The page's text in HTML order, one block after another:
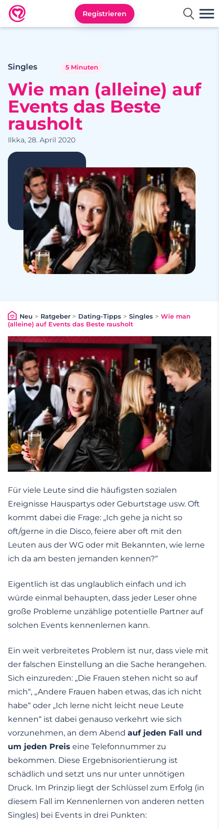
Neu.de
Registrieren
Singles 5 Minuten
Wie man (alleine) auf
Events das Beste
rausholt
Ilkka, 28. April 2020
Neu > Ratgeber > Dating-Tipps > Singles > Wie man
(alleine) auf Events das Beste rausholt
Für viele Leute sind die häufigsten sozialen
Ereignisse Hauspartys oder Geburtstage usw. Oft
kommt dabei die Frage: „Ich gehe ja nicht so
oft/gerne in die Disco, feiere aber oft mit den
Leuten aus der WG oder mit Bekannten, wie lerne
ich da am besten jemanden kennen?“
Eigentlich ist das unglaublich einfach und ich
würde einmal behaupten, dass jeder Leser ohne
große Probleme unzählige potentielle Partner auf
solchen Events kennenlernen kann.
Ein weit verbreitetes Problem ist nur, dass viele mit
der falschen Einstellung an die Sache herangehen.
Sich einzureden: „Die Frauen stehen nicht so auf
mich“, „Andere Frauen haben etwas, das ich nicht
habe“ oder „Ich lerne nicht leicht neue Leute
kennen“ ist dabei genauso verkehrt wie sich
vorzunehmen, an dem Abend auf jeden Fall und
um jeden Preis eine Telefonnummer zu
bekommen. Diese Ergebnisorientierung ist
schädlich und setzt uns nur unter unnötigen
Druck. Im Prinzip liegt der Schlüssel zum Erfolg (in
diesem Fall im Kennenlernen von anderen netten
Singles) bei Events in drei Punkten: